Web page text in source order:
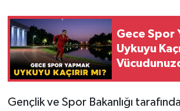
Gece Spor
Uykuyu
Gençlik ve Spor Bakanlığı